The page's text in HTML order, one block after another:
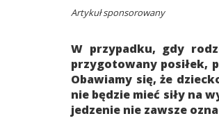
Artykuł sponsorowany
W przypadku, gdy
przygotowany posiłek,
Obawiamy się, że
nie będzie mieć siły na
jedzenie nie zawsze